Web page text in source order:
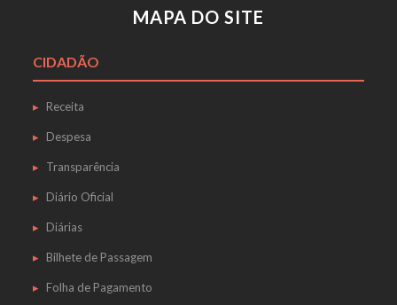
MAPA DO SITE
CIDADÃO
Receita
Despesa
Transparência
Diário Oficial
Diárias
Bilhete de Passagem
Folha de Pagamento